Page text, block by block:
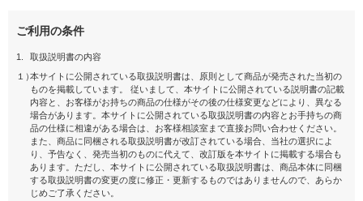
ご利用の条件
1.
取扱説明書の内容
１）本サイトに公開されている取扱説明書は、原則として商品が発売された当初の
ものを掲載しています。 従いまして、本サイトに公開されている説明書の記載
内容と、お客様がお持ちの商品の仕様がその後の仕様変更などにより、異なる
場合があります。本サイトに公開されている取扱説明書の内容とお手持ちの商
品の仕様に相違がある場合は、お客様相談室まで直接お問い合わせください。
また、商品に同梱される取扱説明書が改訂されている場合、当社の選択によ
り、予告なく、発売当初のものに代えて、改訂版を本サイトに掲載する場合も
あります。ただし、本サイトに公開されている取扱説明書は、商品本体に同梱
する取扱説明書の変更の度に修正・更新するものではありませんので、あらか
じめご了承ください。